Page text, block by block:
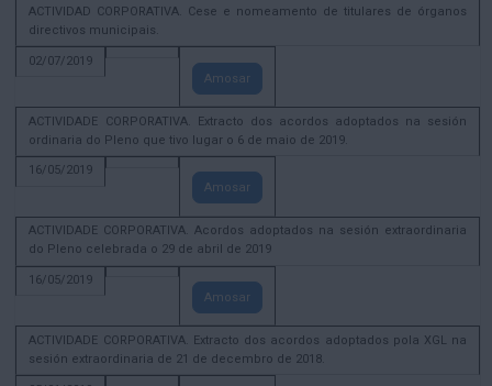
ACTIVIDAD CORPORATIVA. Cese e nomeamento de titulares de órganos
directivos municipais.
02/07/2019
Amosar
ACTIVIDADE CORPORATIVA. Extracto dos acordos adoptados na sesión
ordinaria do Pleno que tivo lugar o 6 de maio de 2019.
16/05/2019
Amosar
ACTIVIDADE CORPORATIVA. Acordos adoptados na sesión extraordinaria
do Pleno celebrada o 29 de abril de 2019
16/05/2019
Amosar
ACTIVIDADE CORPORATIVA. Extracto dos acordos adoptados pola XGL na
sesión extraordinaria de 21 de decembro de 2018.